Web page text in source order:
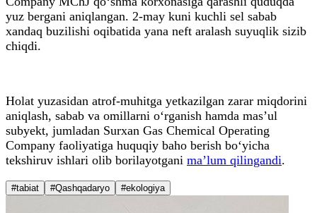
yuz bergani aniqlangan. 2-may kuni kuchli sel sabab
xandaq buzilishi oqibatida yana neft aralash suyuqlik sizib
chiqdi.
Holat yuzasidan atrof-muhitga yetkazilgan zarar miqdorini
aniqlash, sabab va omillarni o‘rganish hamda mas’ul
subyekt, jumladan Surxan Gas Chemical Operating
Company faoliyatiga huquqiy baho berish bo‘yicha
tekshiruv ishlari olib borilayotgani ma’lum qilingandi.
#tabiat #Qashqadaryo #ekologiya